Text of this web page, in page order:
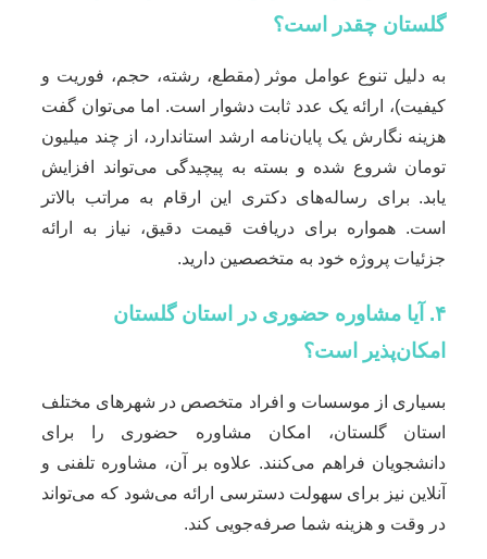
گلستان چقدر است؟
به دلیل تنوع عوامل موثر (مقطع، رشته، حجم، فوریت و
کیفیت)، ارائه یک عدد ثابت دشوار است. اما می‌توان گفت
هزینه نگارش یک پایان‌نامه ارشد استاندارد، از چند میلیون
تومان شروع شده و بسته به پیچیدگی می‌تواند افزایش
یابد. برای رساله‌های دکتری این ارقام به مراتب بالاتر
است. همواره برای دریافت قیمت دقیق، نیاز به ارائه
جزئیات پروژه خود به متخصصین دارید.
۴. آیا مشاوره حضوری در استان گلستان
امکان‌پذیر است؟
بسیاری از موسسات و افراد متخصص در شهرهای مختلف
استان گلستان، امکان مشاوره حضوری را برای
دانشجویان فراهم می‌کنند. علاوه بر آن، مشاوره تلفنی و
آنلاین نیز برای سهولت دسترسی ارائه می‌شود که می‌تواند
در وقت و هزینه شما صرفه‌جویی کند.